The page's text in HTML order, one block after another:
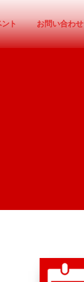
ト お問い合わせ